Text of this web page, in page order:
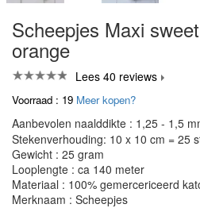
Scheepjes Maxi
orange
Lees 40 reviews
Voorraad : 19 Meer kopen?
Aanbevolen naalddikte : 1,25 - 1,5
Stekenverhouding: 10 x 10 cm = 25
Gewicht : 25 gram
Looplengte : ca 140 meter
Materiaal : 100% gemercericeerd
Merknaam : Scheepjes